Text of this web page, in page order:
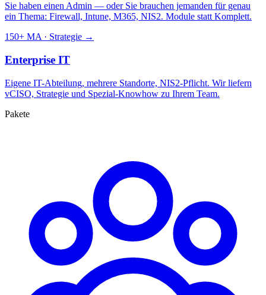
Sie haben einen Admin — oder Sie brauchen jemanden für genau
ein Thema: Firewall, Intune, M365, NIS2. Module statt Komplett.
150+ MA · Strategie →
Enterprise IT
Eigene IT-Abteilung, mehrere Standorte, NIS2-Pflicht. Wir liefern
vCISO, Strategie und Spezial-Knowhow zu Ihrem Team.
Pakete